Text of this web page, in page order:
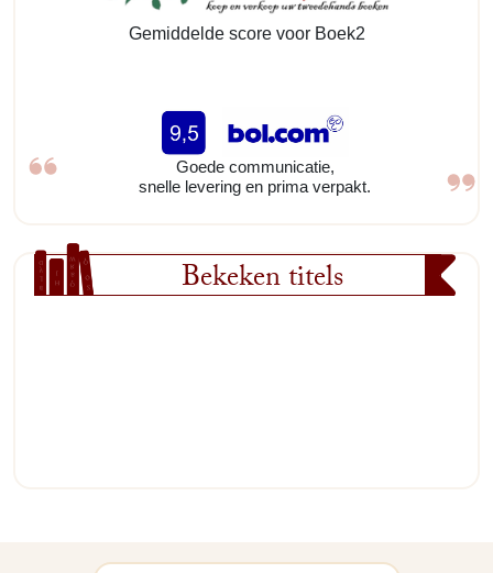
Gemiddelde score voor Boek2
Goede communicatie,
snelle levering en prima verpakt.
Bekeken titels